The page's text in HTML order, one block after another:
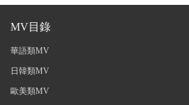
MV目錄
華語類MV
日韓類MV
歐美類MV